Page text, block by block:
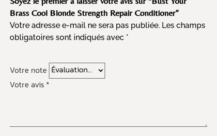
Brass Cool Blonde Strength Repair Conditioner”
Votre adresse e-mail ne sera pas publiée. Les champs
obligatoires sont indiqués avec *
Votre note
Votre avis *